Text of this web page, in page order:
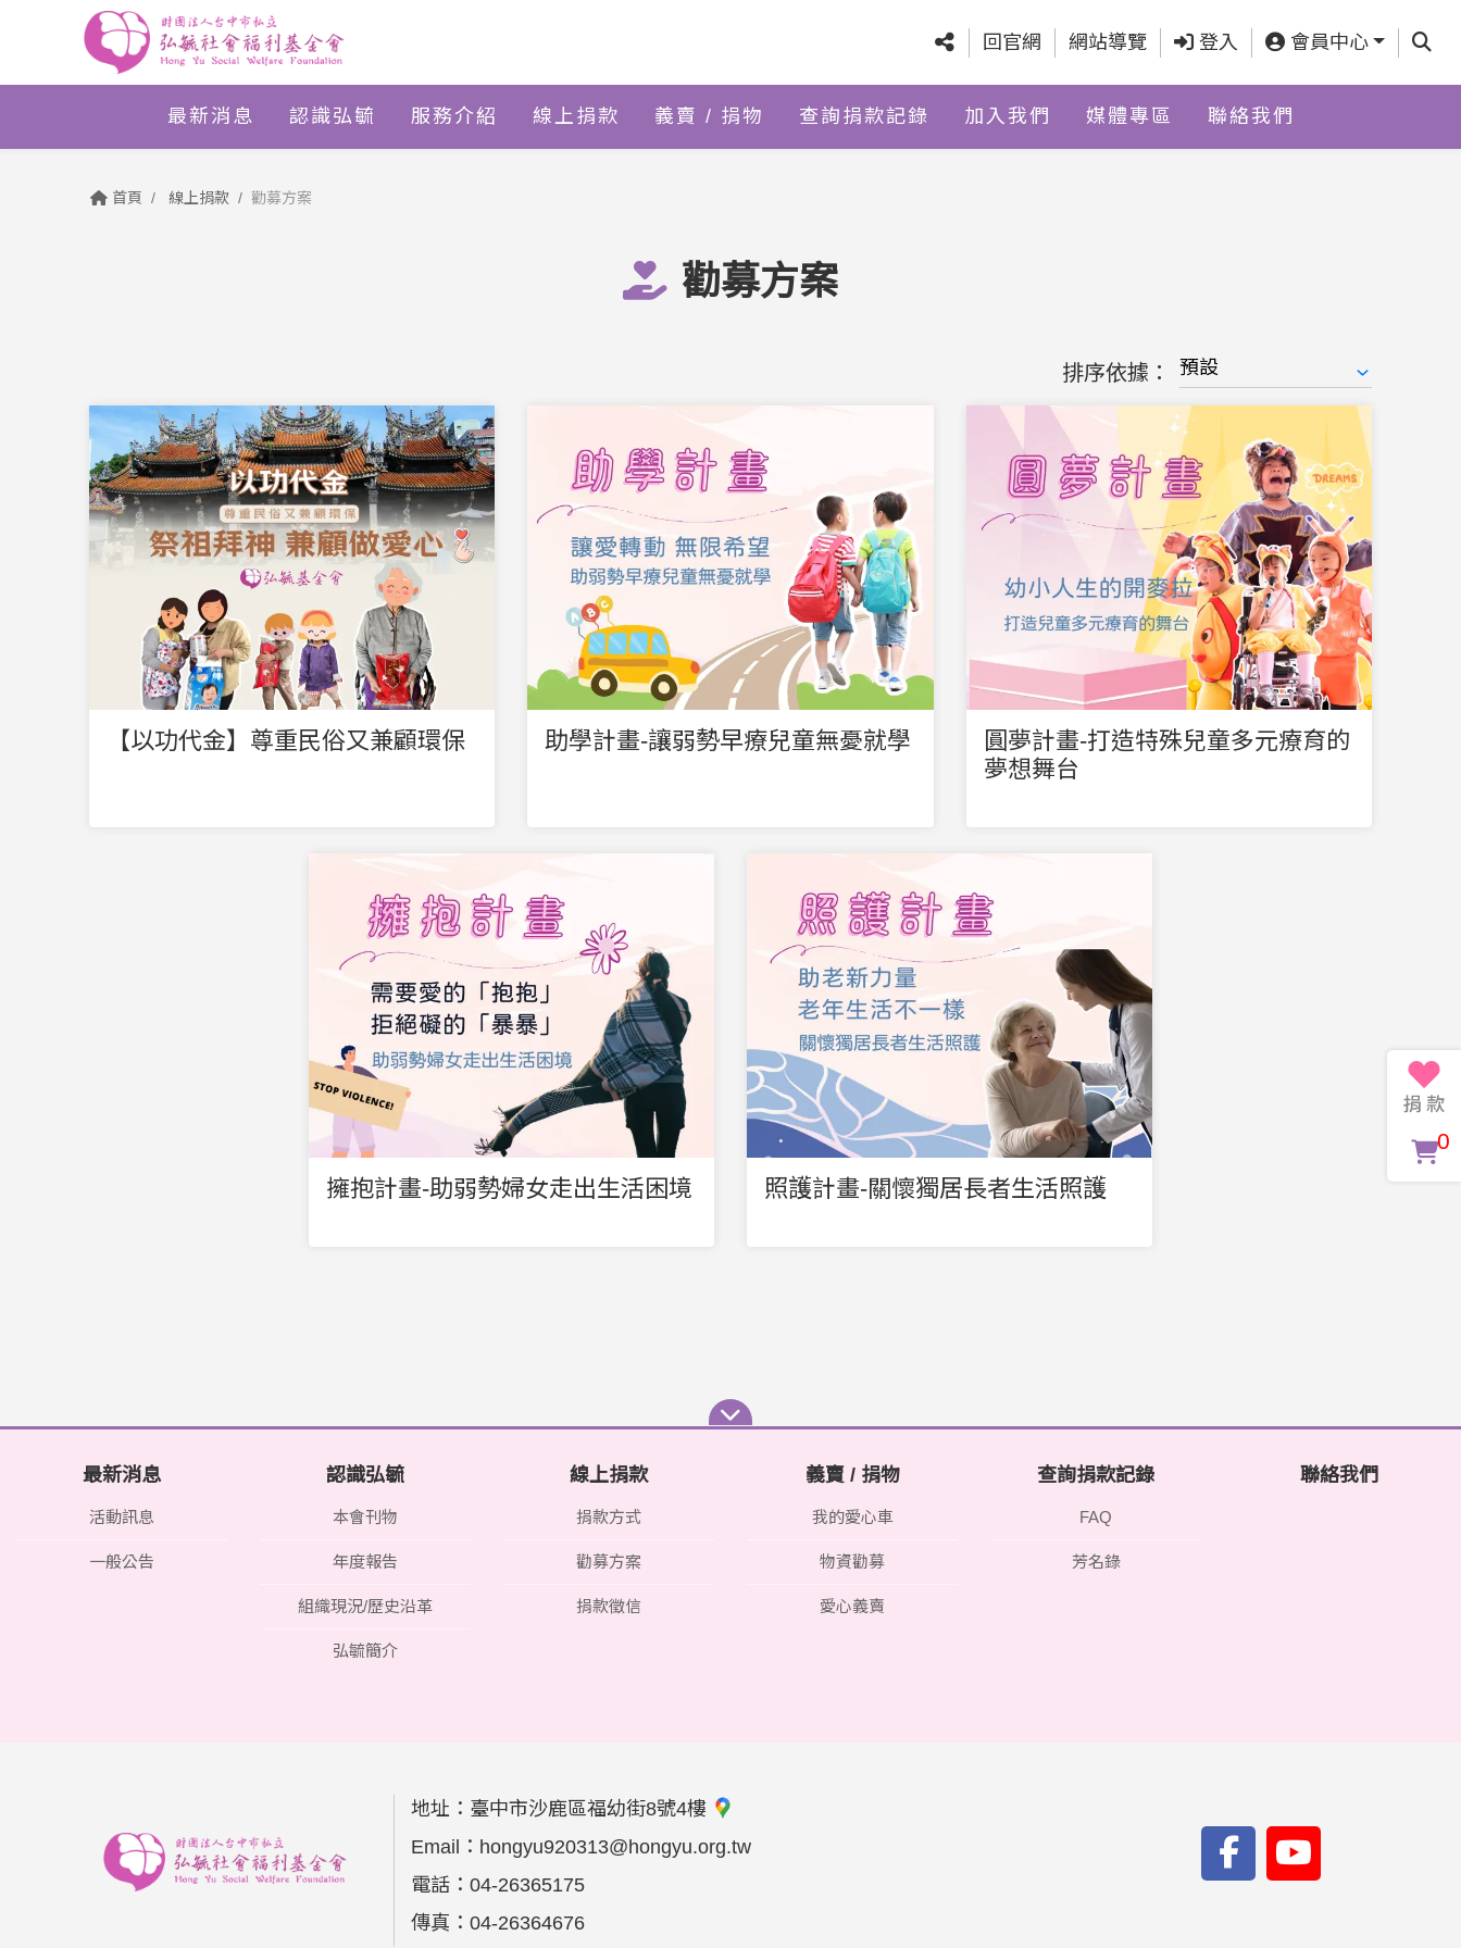
回官網 網站導覽 登入 會員中心 查詢
最新消息 認識弘毓 服務介紹 線上捐款 義賣 / 捐物 查詢捐款記錄 加入我們 媒體專區 聯絡我們
首頁 線上捐款 勸募方案
勸募方案
排序依據：
【以功代金】尊重民俗又兼顧環保 助學計畫-讓弱勢早療兒童無憂就學
圓夢計畫-打造特殊兒童多元療育的
夢想舞台
擁抱計畫-助弱勢婦女走出生活困境 照護計畫-關懷獨居長者生活照護
最新消息
活動訊息
一般公告
認識弘毓
本會刊物
年度報告
組織現況/歷史沿革
弘毓簡介
線上捐款
捐款方式
勸募方案
捐款徵信
義賣 / 捐物
我的愛心車
物資勸募
愛心義賣
查詢捐款記錄
FAQ
芳名錄
聯絡我們
地址： 臺中市沙鹿區福幼街8號4樓
Email： hongyu920313@hongyu.org.tw
電話： 04-26365175
傳真： 04-26364676
0